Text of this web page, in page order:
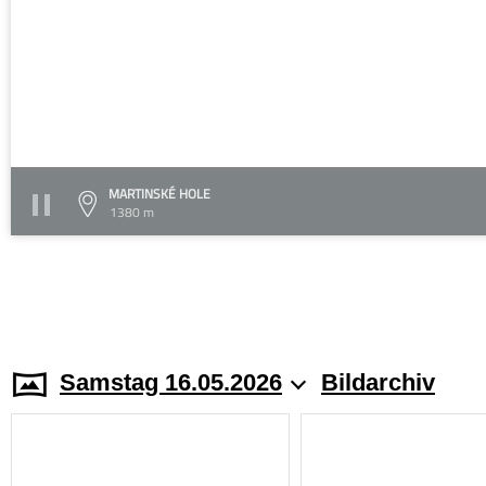
MARTINSKÉ HOLE
1380 m
Samstag 16.05.2026 Bildarchiv